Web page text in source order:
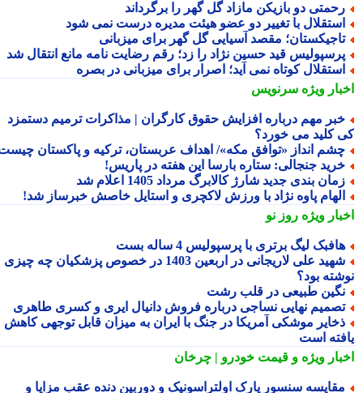
دو بازیکن مازاد گل گهر را برگرداند
با تغییر دو عضو هیئت مدیره درست نمی شود
مقصد آسیایی گل گهر برای میزبانی
قید حسین نژاد را زد؛ رقم رضایت نامه مانع انتقال شد
کوتاه نمی آید؛ اصرار برای میزبانی در بصره
ویژهسرنویس
مهم درباره افزایش حقوق کارگران | مذاکرات ترمیم دستمزد
کلید می خورد؟
انداز «توافق مکه»/ اهداف عربستان، ترکیه و پاکستان چیست؟
جنجالی: ستاره بارسا این هفته در پاریس!
بندی جدید شارژ کالابرگ مرداد 1405 اعلام شد
پاوه نژاد با ورزش لاکچری و استایل خاصش خبرساز شد!
ویژهروز نو
لیگ برتری با پرسپولیس 4 ساله بست
شهید علی لاریجانی در اربعین 1403 در خصوص پزشکیان چه چیزی
بود؟
طبیعی در قلب رشت
نهایی نساجی درباره فروش دانیال ایری و کسری طاهری
موشکی آمریکا در جنگ با ایران به میزان قابل توجهی کاهش
است
ویژهو قیمت خودرو | چرخان
سنسور پارک اولتراسونیک و دوربین دنده عقب مزایا و